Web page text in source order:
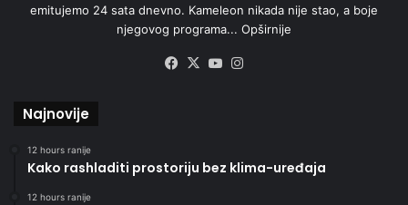
emitujemo 24 sata dnevno. Kameleon nikada nije stao, a boje
njegovog programa... Opširnije
Facebook
X YouTube
Najnovije
12 hours ranije
Kako rashladiti prostoriju bez klima-uređaja
12 hours ranije